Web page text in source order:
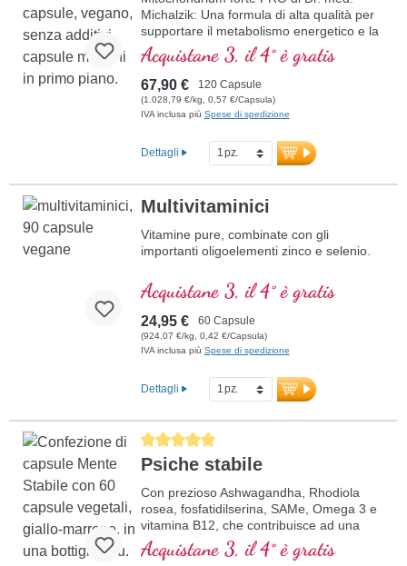
Michalzik: Una formula di alta qualità per
supportare il metabolismo energetico e la
salute cellulare. Include NADH, Q10,
Resveratrolo e Tiamina, che promuovono
il metabolismo energetico, oltre all'acido
R-Alfa-Lipoico nella preziosa forma di
Sodium-R-Lipoato. Sigillatura senza
garantiscono la massima qualità.
Sviluppato da medici.
Mitochondrium forte PRO
Acquistane 3, il 4° è gratis
67,90 € 120 Capsule
(1.028,79 €/kg, 0,57 €/Capsula)
IVA inclusa più Spese di spedizione
Dettagli
Multivitaminici
Vitamine pure, combinate con gli
importanti oligoelementi zinco e selenio.
Acquistane 3, il 4° è gratis
24,95 € 60 Capsule
(924,07 €/kg, 0,42 €/Capsula)
IVA inclusa più Spese di spedizione
Dettagli
Average rating of 5 out of 5 stars
Psiche stabile
Con prezioso Ashwagandha, Rhodiola
rosea, fosfatidilserina, SAMe, Omega 3 e
vitamina B12, che contribuisce ad una
funzione normale della psiche
Acquistane 3, il 4° è gratis